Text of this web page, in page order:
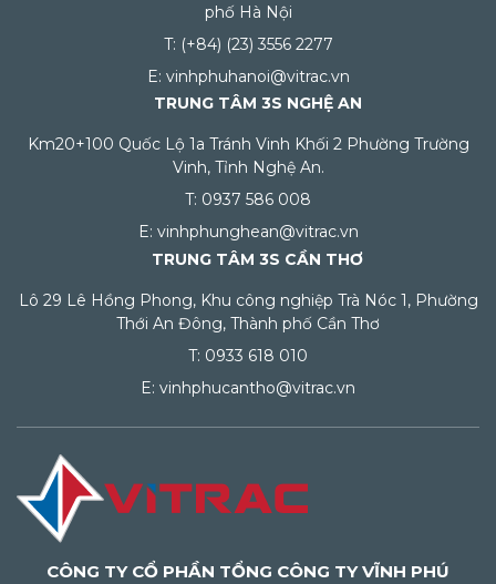
phố Hà Nội
T: (+84) (23) 3556 2277
E: vinhphuhanoi@vitrac.vn
TRUNG TÂM 3S NGHỆ AN
Km20+100 Quốc Lộ 1a Tránh Vinh Khối 2 Phường Trường
Vinh, Tỉnh Nghệ An.
T: 0937 586 008
E: vinhphunghean@vitrac.vn
TRUNG TÂM 3S CẦN THƠ
Lô 29 Lê Hồng Phong, Khu công nghiệp Trà Nóc 1, Phường
Thới An Đông, Thành phố Cần Thơ
T: 0933 618 010
E: vinhphucantho@vitrac.vn
CÔNG TY CỔ PHẦN TỔNG CÔNG TY VĨNH PHÚ